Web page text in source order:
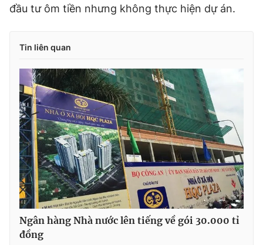
đầu tư ôm tiền nhưng không thực hiện dự án.
Tin liên quan
Ngân hàng Nhà nước lên tiếng về gói 30.000 tỉ
đồng